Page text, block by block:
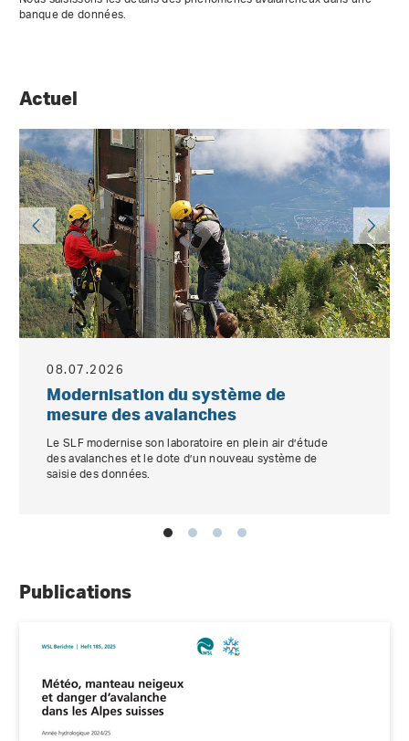
banque de données.
Actuel
08.07.2026
Modernisation du système de
mesure des avalanches
Le SLF modernise son laboratoire en plein air d’étude
des avalanches et le dote d’un nouveau système de
saisie des données.
Publications